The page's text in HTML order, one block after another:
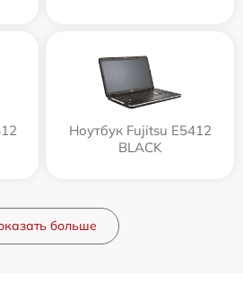
Ноутбук Fujitsu E5412
BLACK
больше